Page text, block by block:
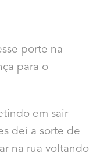
porte na
para o
em sair
dei a sorte de
na rua voltando